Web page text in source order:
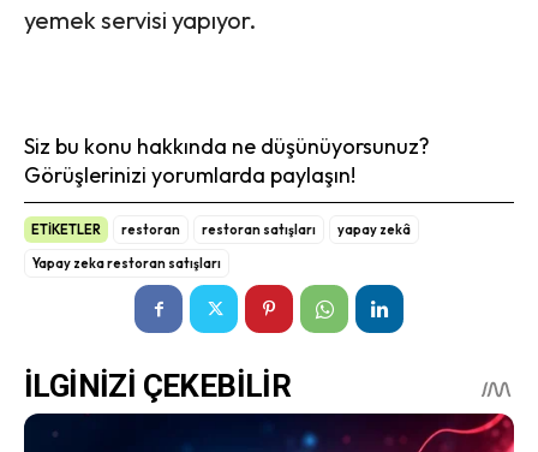
yemek servisi yapıyor.
Siz bu konu hakkında ne düşünüyorsunuz?
Görüşlerinizi yorumlarda paylaşın!
ETİKETLER restoran restoran satışları
yapay zekâ
Yapay zeka restoran satışları